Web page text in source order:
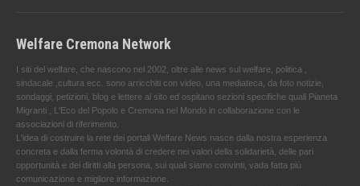
Welfare Cremona Network
I siti del welfare, che nascono nel 2002, oltre alle news sul welfare, politica ,
sindacale ,cultura ecc. sono arricchiti con video, una mediateca, da foto notizie,
sondaggi, petizioni, blog e lettere al sito ed ospitano sezioni specifiche quali Pianeta
Migranti , L'Eco del Popolo e Cremona nel Mondo in collaborazione con le
associazioni di riferimento.
L'idea di costruire la rete dei portali Welfare News nasce dalla nostra esperienza
concreta e dalla ferma volontà di credere nei valori della solidarietà, delle pari
opportunità e dei diritti alla persona, sui quali siamo convinti, vada fatta più
comunicazione e migliore informazione.